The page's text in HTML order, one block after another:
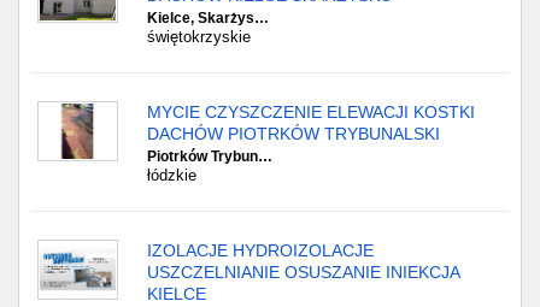
Kielce, Skarżys…
świętokrzyskie
MYCIE CZYSZCZENIE ELEWACJI KOSTKI
DACHÓW PIOTRKÓW TRYBUNALSKI
Piotrków Trybun…
łódzkie
IZOLACJE HYDROIZOLACJE
USZCZELNIANIE OSUSZANIE INIEKCJA
KIELCE